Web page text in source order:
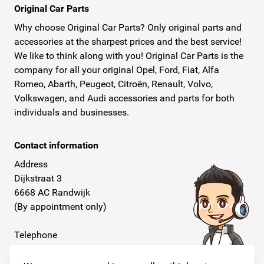
bezorgd door PostNL. De pakketten worden snel en
verzekerd naar u verstuurd. PostNL bezorgt ook op
zaterdag en hanteert ruime bezorgtijden en een
uitgebreide service.Original Car Parts is uw digitale
dealer waar u snel, eenvoudig, tegen scherpe prijzen en
de beste kwaliteit al uw originele Opel onderdelen online
koopt!
Original Car Parts
Why choose Original Car Parts? Only original parts and
accessories at the sharpest prices and the best service!
We like to think along with you! Original Car Parts is the
company for all your original Opel, Ford, Fiat, Alfa
Romeo, Abarth, Peugeot, Citroën, Renault, Volvo,
Volkswagen, and Audi accessories and parts for both
individuals and businesses.
Contact information
Address
Dijkstraat 3
6668 AC Randwijk
(By appointment only)
Telephone